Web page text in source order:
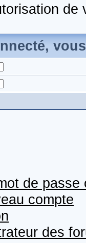
de
de passe
compte
des